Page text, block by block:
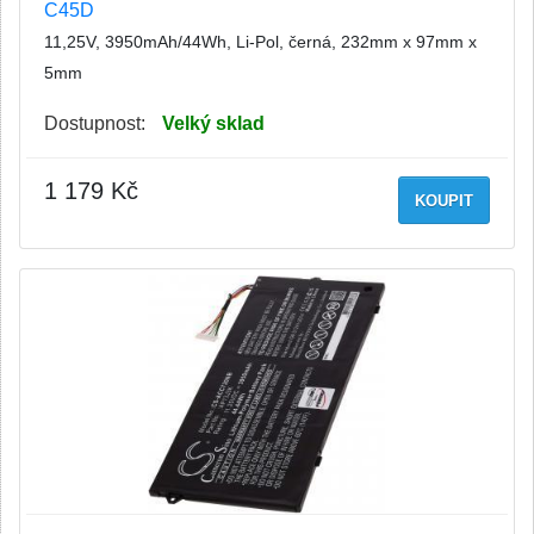
C45D
11,25V, 3950mAh/44Wh, Li-Pol, černá, 232mm x 97mm x
5mm
Dostupnost: Velký sklad
KOUPIT
1 179 Kč